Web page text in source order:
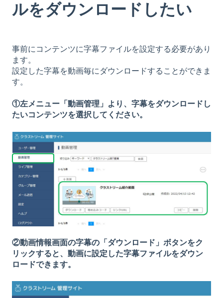
ルをダウンロードしたい
事前にコンテンツに字幕ファイルを設定する必要があり
ます。
設定した字幕を動画毎にダウンロードすることができま
す。
①左メニュー「動画管理」より、字幕をダウンロードし
たいコンテンツを選択してください。
②動画情報画面の字幕の「ダウンロード」ボタンをク
リックすると、動画に設定した字幕ファイルをダウン
ロードできます。